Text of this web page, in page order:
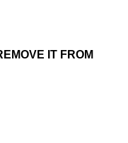
IT FROM